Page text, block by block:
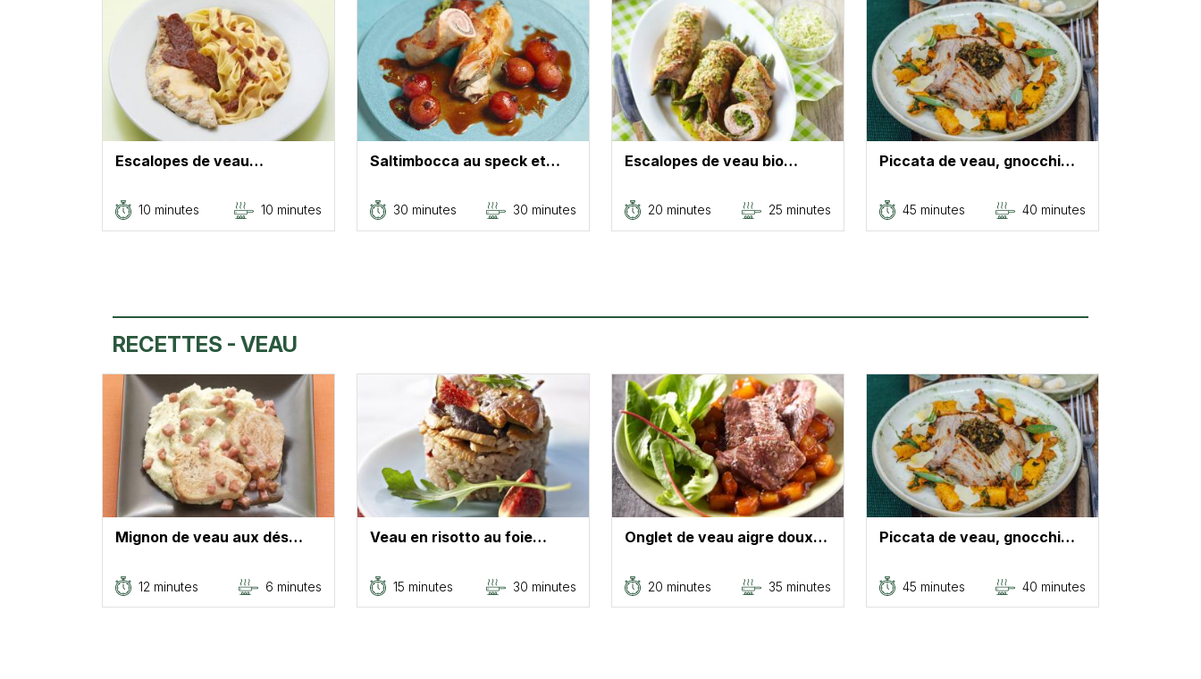
Escalopes de veau…
10 minutes 10 minutes
Saltimbocca au speck et…
30 minutes 30 minutes
Escalopes de veau bio…
20 minutes 25 minutes
Piccata de veau, gnocchi…
45 minutes 40 minutes
RECETTES - VEAU
Mignon de veau aux dés…
12 minutes 6 minutes
Veau en risotto au foie…
15 minutes 30 minutes
Onglet de veau aigre doux…
20 minutes 35 minutes
Piccata de veau, gnocchi…
45 minutes 40 minutes